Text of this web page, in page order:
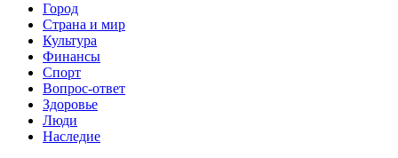
Город
Страна и мир
Культура
Финансы
Спорт
Вопрос-ответ
Здоровье
Люди
Наследие